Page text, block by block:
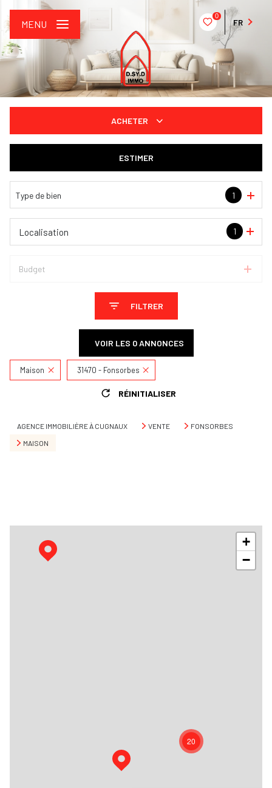
0
FR
MENU
ACHETER
ESTIMER
Type de bien 1
1
Localisation
Budget
FILTRER
VOIR LES 0ANNONCES
Maison 31470 - Fonsorbes
RÉINITIALISER
AGENCE IMMOBILIÈRE À CUGNAUX VENTE
FONSORBES
MAISON
20
+
−